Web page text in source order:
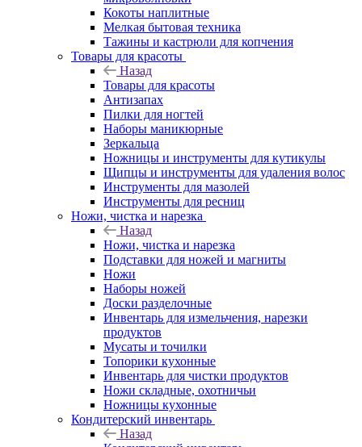
Кокоты наплитные
Мелкая бытовая техника
Тажины и кастрюли для копчения
Товары для красоты
Назад
Товары для красоты
Антизапах
Пилки для ногтей
Наборы маникюрные
Зеркальца
Ножницы и инструменты для кутикулы
Щипцы и инструменты для удаления волос
Инструменты для мазолей
Инструменты для ресниц
Ножи, чистка и нарезка
Назад
Ножи, чистка и нарезка
Подставки для ножей и магниты
Ножи
Наборы ножей
Доски разделочные
Инвентарь для измельчения, нарезки
продуктов
Мусаты и точилки
Топорики кухонные
Инвентарь для чистки продуктов
Ножи складные, охотничьи
Ножницы кухонные
Кондитерский инвентарь
Назад